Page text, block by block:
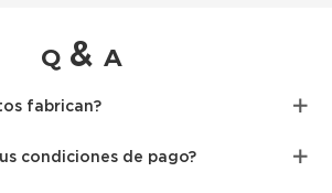
Q & A
fabrican?
condiciones de pago?